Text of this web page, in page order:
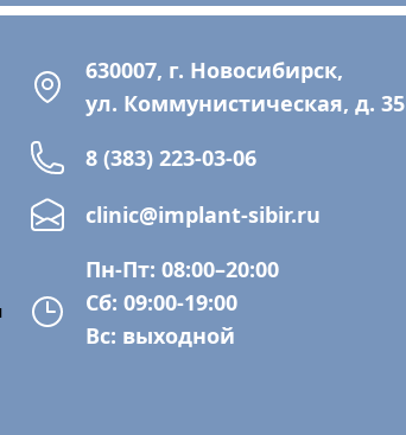
630007, г. Новосибирск,
ул. Коммунистическая, д. 35
8 (383) 223-03-06
clinic@implant-sibir.ru
Пн-Пт: 08:00–20:00
Сб: 09:00-19:00
Вс: выходной